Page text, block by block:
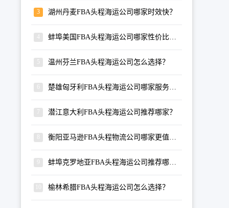
湖州丹麦FBA头程海运公司哪家时效快？
蚌埠美国FBA头程海运公司哪家性价比高？
温州芬兰FBA头程海运公司怎么选择？
楚雄匈牙利FBA头程海运公司哪家服务专业？
潜江意大利FBA头程海运公司推荐哪家？
蚌埠克罗地亚FBA头程海运公司推荐哪家？
榆林希腊FBA头程海运公司怎么选择？